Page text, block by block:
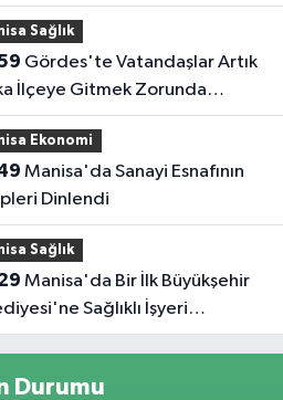
Müjdesi
Sağlık
İlçeye Gitmek Zorunda
Ekonomi
Dinlendi
Sağlık
Sağlıklı İşyeri
Durumu